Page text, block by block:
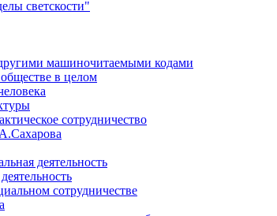
светскости"
машиночитаемыми кодами
в целом
сотрудничество
деятельность
сотрудничестве